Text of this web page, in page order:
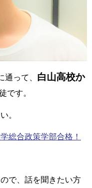
って、 白山高校か
です。
。
総合政策学部合格！
で、話を聞きたい方